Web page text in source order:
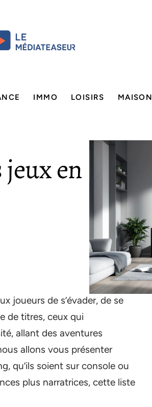
IMMO LOISIRS MAISON
jeux en
joueurs de s’évader, de se
de titres, ceux qui
allant des aventures
allons vous présenter
qu’ils soient sur console ou
plus narratrices, cette liste